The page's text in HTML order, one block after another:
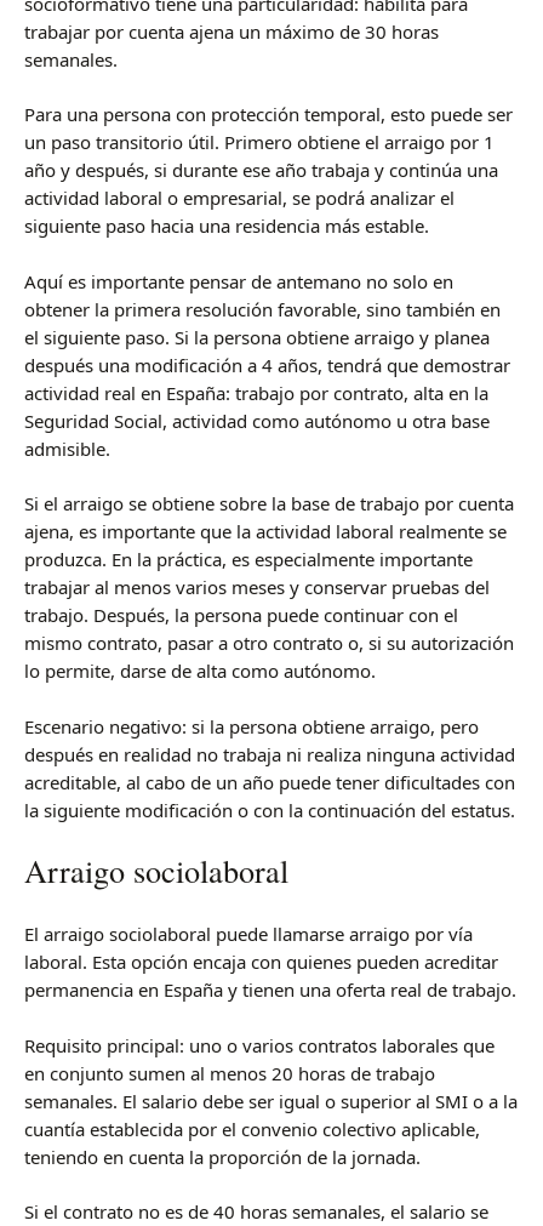
trabajar por cuenta ajena un máximo de 30 horas
semanales.
Para una persona con protección temporal, esto puede ser
un paso transitorio útil. Primero obtiene el arraigo por 1
año y después, si durante ese año trabaja y continúa una
actividad laboral o empresarial, se podrá analizar el
siguiente paso hacia una residencia más estable.
Aquí es importante pensar de antemano no solo en
obtener la primera resolución favorable, sino también en
el siguiente paso. Si la persona obtiene arraigo y planea
después una modificación a 4 años, tendrá que demostrar
actividad real en España: trabajo por contrato, alta en la
Seguridad Social, actividad como autónomo u otra base
admisible.
Si el arraigo se obtiene sobre la base de trabajo por cuenta
ajena, es importante que la actividad laboral realmente se
produzca. En la práctica, es especialmente importante
trabajar al menos varios meses y conservar pruebas del
trabajo. Después, la persona puede continuar con el
mismo contrato, pasar a otro contrato o, si su autorización
lo permite, darse de alta como autónomo.
Escenario negativo: si la persona obtiene arraigo, pero
después en realidad no trabaja ni realiza ninguna actividad
acreditable, al cabo de un año puede tener dificultades con
la siguiente modificación o con la continuación del estatus.
Arraigo sociolaboral
El arraigo sociolaboral puede llamarse arraigo por vía
laboral. Esta opción encaja con quienes pueden acreditar
permanencia en España y tienen una oferta real de trabajo.
Requisito principal: uno o varios contratos laborales que
en conjunto sumen al menos 20 horas de trabajo
semanales. El salario debe ser igual o superior al SMI o a la
cuantía establecida por el convenio colectivo aplicable,
teniendo en cuenta la proporción de la jornada.
Si el contrato no es de 40 horas semanales, el salario se